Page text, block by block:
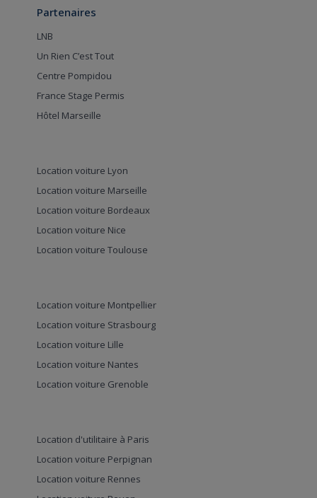
Partenaires
LNB
Un Rien C’est Tout
Centre Pompidou
France Stage Permis
Hôtel Marseille
Location voiture Lyon
Location voiture Marseille
Location voiture Bordeaux
Location voiture Nice
Location voiture Toulouse
Location voiture Montpellier
Location voiture Strasbourg
Location voiture Lille
Location voiture Nantes
Location voiture Grenoble
Location d'utilitaire à Paris
Location voiture Perpignan
Location voiture Rennes